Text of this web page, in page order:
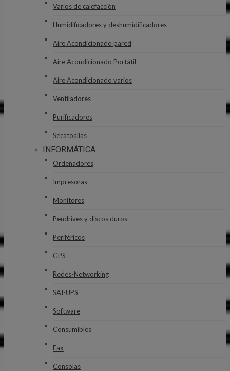
Varios de calefacción
Humidificadores y deshumidificadores
Aire Acondicionado pared
Aire Acondicionado Portátil
Aire Acondicionado varios
Ventiladores
Purificadores
Secatoallas
INFORMÁTICA
Ordenadores
Impresoras
Monitores
Pendrives y discos duros
Periféricos
GPS
Redes-Networking
SAI-UPS
Software
Consumibles
Fax
Consolas